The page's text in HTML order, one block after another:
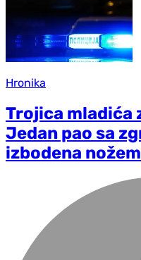
Hronika
Trojica mladića
Jedan pao sa
izbodena nožem